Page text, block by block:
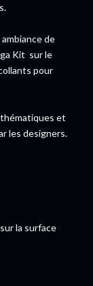
de
Kit sur le
pour
et
les designers.
la surface